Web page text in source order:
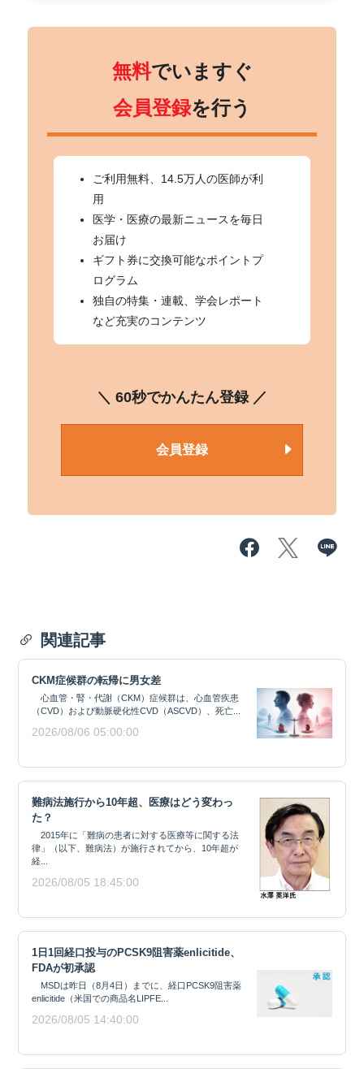
無料でいますぐ
会員登録を行う
ご利用無料、14.5万人の医師が利
用
医学・医療の最新ニュースを毎日
お届け
ギフト券に交換可能なポイントプ
ログラム
独自の特集・連載、学会レポート
など充実のコンテンツ
＼ 60秒でかんたん登録 ／
会員登録
関連記事
CKM症候群の転帰に男女差
心血管・腎・代謝（CKM）症候群は、心血管疾患
（CVD）および動脈硬化性CVD（ASCVD）、死亡...
2026/08/06 05:00:00
難病法施行から10年超、医療はどう変わっ
た？
2015年に「難病の患者に対する医療等に関する法
律」（以下、難病法）が施行されてから、10年超が
経...
2026/08/05 18:45:00
1日1回経口投与のPCSK9阻害薬enlicitide、
FDAが初承認
MSDは昨日（8月4日）までに、経口PCSK9阻害薬
enlicitide（米国での商品名LIPFE...
2026/08/05 14:40:00